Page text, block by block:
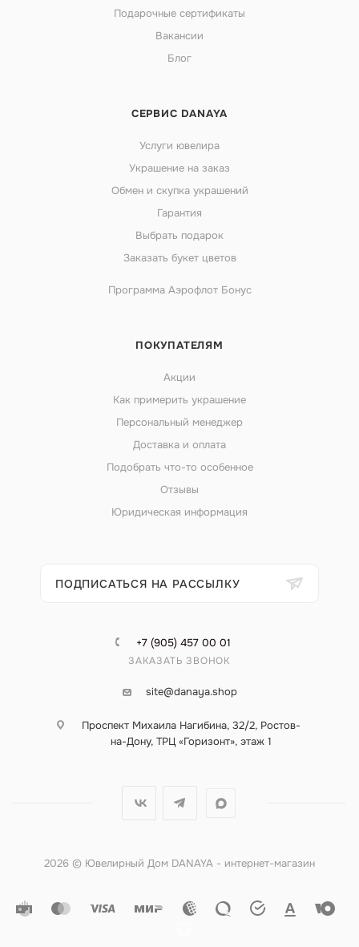
Подарочные сертификаты
Вакансии
Блог
СЕРВИС DANAYA
Услуги ювелира
Украшение на заказ
Обмен и скупка украшений
Гарантия
Выбрать подарок
Заказать букет цветов
Программа Аэрофлот Бонус
ПОКУПАТЕЛЯМ
Акции
Как примерить украшение
Персональный менеджер
Доставка и оплата
Подобрать что-то особенное
Отзывы
Юридическая информация
ПОДПИСАТЬСЯ НА РАССЫЛКУ
+7 (905) 457 00 01
ЗАКАЗАТЬ ЗВОНОК
site@danaya.shop
Проспект Михаила Нагибина, 32/2, Ростов-
на-Дону, ТРЦ «Горизонт», этаж 1
2026 © Ювелирный Дом DANAYA - интернет-магазин